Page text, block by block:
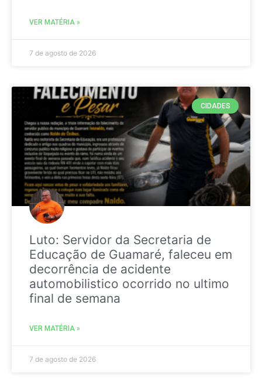
VER MATÉRIA »
7 de agosto de 2026
CIDADES
Luto: Servidor da Secretaria de
Educação de Guamaré, faleceu em
decorrência de acidente
automobilistico ocorrido no ultimo
final de semana
VER MATÉRIA »
7 de agosto de 2026